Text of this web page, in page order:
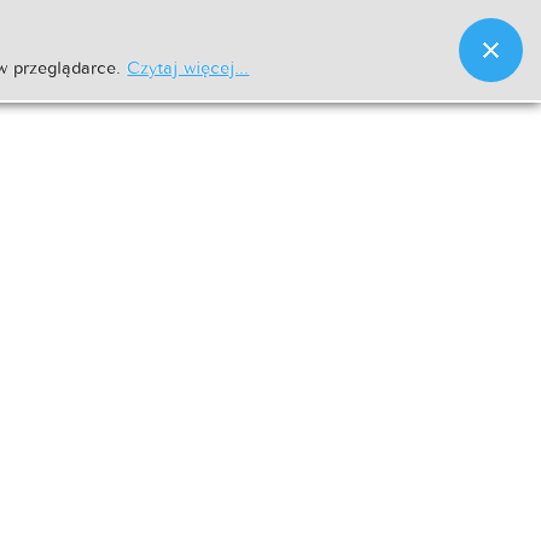
przeglądarce.Czytaj więcej...